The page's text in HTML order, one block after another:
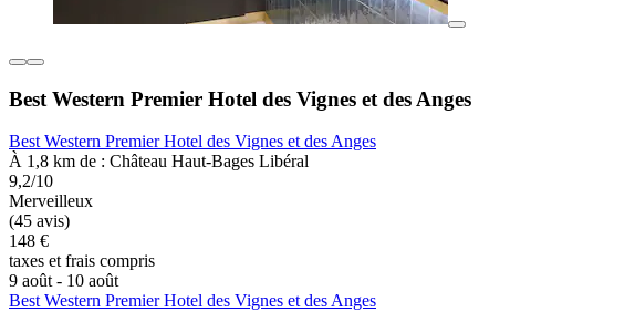
Best Western Premier Hotel des Vignes et des Anges
Best Western Premier Hotel des Vignes et des Anges
À 1,8 km de : Château Haut-Bages Libéral
9,2/10
Merveilleux
(45 avis)
148 €
taxes et frais compris
9 août - 10 août
Best Western Premier Hotel des Vignes et des Anges